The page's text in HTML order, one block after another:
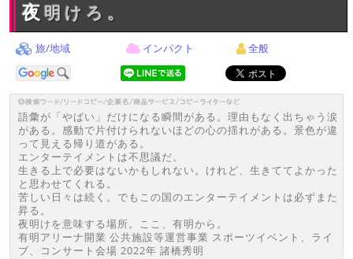
夜明けろ。
旅/地域 インパクト 全般
語彙が「やばい」だけになる瞬間がある。理由もなく出ちゃう涙
がある。感動で片付けられないほどの心の揺れがある。景色が違
って見える帰り道がある。
エンターテイメントは不思議だ。
生きる上で必要はないかもしれない。けれど、生きててよかった
と思わせてくれる。
苦しい日々は続く。でもこの国のエンターテイメントは必ずまた
昇る。
夜明けを意味する場所。ここ、有明から。
有明アリーナ開業 公共施設等運営事業 スポーツイベント、ライ
ブ、コンサート会場 2022年 諸橋秀明